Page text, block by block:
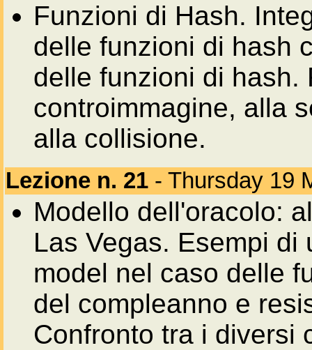
Funzioni di Hash.
delle funzioni di hash
delle funzioni di hash.
controimmagine, alla
alla collisione.
Lezione n. 21 - Thursday 19
Modello dell'oracolo:
Las Vegas. Esempi
model nel caso delle
del compleanno e
Confronto tra i diversi